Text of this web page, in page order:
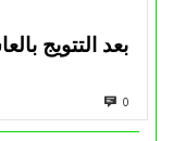
بعد التتويج
0